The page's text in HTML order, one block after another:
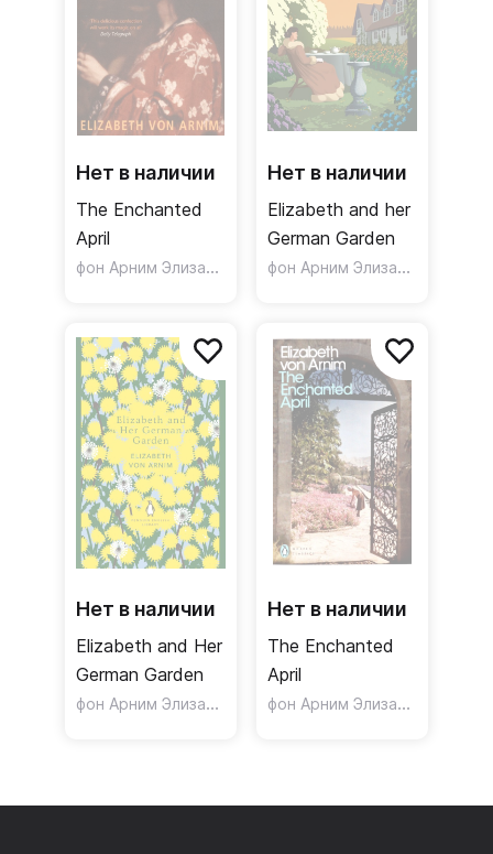
Нет в наличии
The Enchanted
April
фон Арним Элизабет
Нет в наличии
Elizabeth and her
German Garden
фон Арним Элизабет
Нет в наличии
Elizabeth and Her
German Garden
фон Арним Элизабет
Нет в наличии
The Enchanted
April
фон Арним Элизабет